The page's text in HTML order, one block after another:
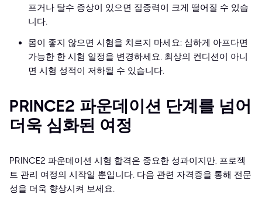
프거나 탈수 증상이 있으면 집중력이 크게 떨어질 수 있습
니다.
몸이 좋지 않으면 시험을 치르지 마세요: 심하게 아프다면
가능한 한 시험 일정을 변경하세요. 최상의 컨디션이 아니
면 시험 성적이 저하될 수 있습니다.
PRINCE2 파운데이션 단계를 넘어
더욱 심화된 여정
PRINCE2 파운데이션 시험 합격은 중요한 성과이지만, 프로젝
트 관리 여정의 시작일 뿐입니다. 다음 관련 자격증을 통해 전문
성을 더욱 향상시켜 보세요.